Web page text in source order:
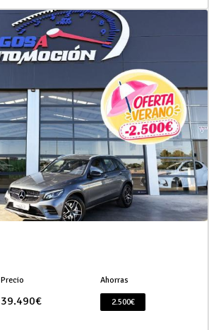
Precio
39.490€
Ahorras
2.500€